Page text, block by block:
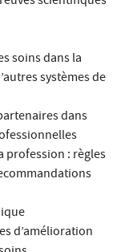
soins dans la
systèmes de
dans
profession : règles
d’amélioration